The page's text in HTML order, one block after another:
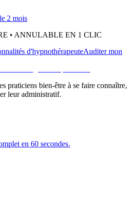
2 mois
• ANNULABLE EN 1 CLIC
d'hypnothérapeuteAuditer mon
praticiens bien-être à se faire connaître,
leur administratif.
en 60 secondes.